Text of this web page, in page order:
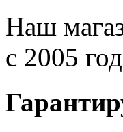
Наш
с 2005